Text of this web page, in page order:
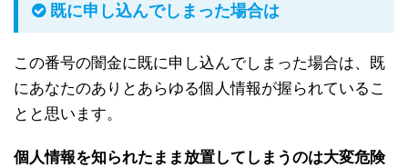
既に申し込んでしまった場合は
この番号の闇金に既に申し込んでしまった場合は、既
にあなたのありとあらゆる個人情報が握られているこ
とと思います。
個人情報を知られたまま放置してしまうのは大変危険